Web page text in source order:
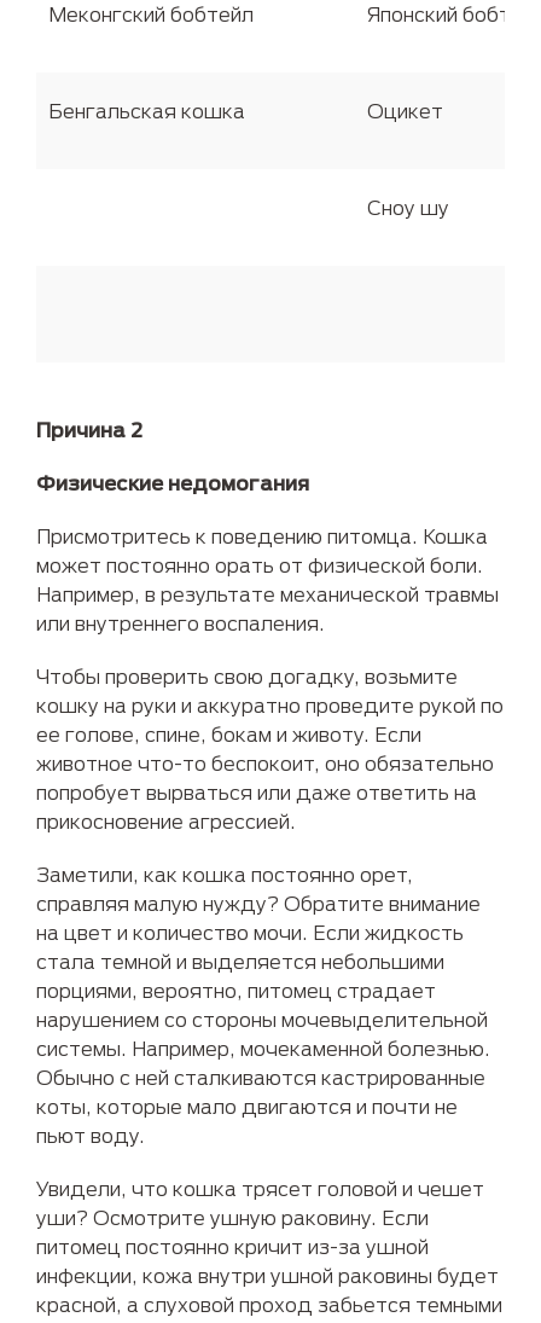
Меконгский бобтейл Японский
Бенгальская кошка Оцикет
Сноу шу
Причина 2
Физические недомогания
Присмотритесь к поведению питомца. Кошка
может постоянно орать от физической боли.
Например, в результате механической травмы
или внутреннего воспаления.
Чтобы проверить свою догадку, возьмите
кошку на руки и аккуратно проведите рукой по
ее голове, спине, бокам и животу. Если
животное что-то беспокоит, оно обязательно
попробует вырваться или даже ответить на
прикосновение агрессией.
Заметили, как кошка постоянно орет,
справляя малую нужду? Обратите внимание
на цвет и количество мочи. Если жидкость
стала темной и выделяется небольшими
порциями, вероятно, питомец страдает
нарушением со стороны мочевыделительной
системы. Например, мочекаменной болезнью.
Обычно с ней сталкиваются кастрированные
коты, которые мало двигаются и почти не
пьют воду.
Увидели, что кошка трясет головой и чешет
уши? Осмотрите ушную раковину. Если
питомец постоянно кричит из-за ушной
инфекции, кожа внутри ушной раковины будет
красной, а слуховой проход забьется темными